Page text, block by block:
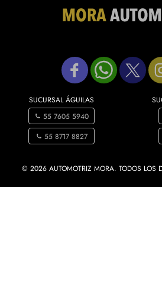
SUCURSAL ÁGUILAS
55 7605 5940
55 8717 8827
© 2026 AUTOMOTRIZ MORA. TODOS LOS